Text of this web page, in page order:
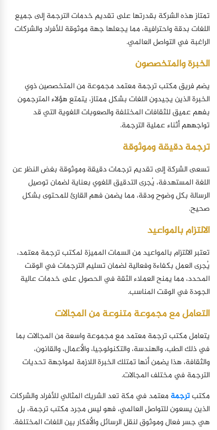
تمتاز هذه الشركة بقدرتها على تقديم خدمات الترجمة إلى جميع
اللغات بدقة واحترافية، مما يجعلها جهة موثوقة للأفراد والشركات
الراغبة في التواصل العالمي.
الخبرة والمتخصصون
يضم فريق مكتب ترجمة معتمد مجموعة من المتخصصين ذوي
الخبرة الذين يجيدون اللغات بشكل ممتاز، يتمتع هؤلاء المترجمون
بفهم عميق للثقافات المختلفة والصعوبات اللغوية التي قد
تواجههم أثناء عملية الترجمة.
ترجمة دقيقة وموثوقة
تسعى الشركة إلى تقديم ترجمات دقيقة وموثوقة بغض النظر عن
اللغة المستهدفة، يُجرى التدقيق اللغوي بعناية لضمان توصيل
الرسالة بكل وضوح ودقة، مما يضمن فهم القارئ للمحتوى بشكل
صحيح.
الالتزام بالمواعيد
تعتبر الالتزام بالمواعيد من السمات المميزة لمكتب ترجمة معتمد،
يُجرى العمل بكفاءة وفعالية لضمان تسليم الترجمات في الوقت
المحدد، مما يمنح العملاء الثقة في الحصول على خدمات عالية
الجودة في الوقت المناسب.
التعامل مع مجموعة متنوعة من المجالات
يتعامل مكتب ترجمة معتمد مع مجموعة واسعة من المجالات بما
في ذلك الطب، والهندسة، والتكنولوجيا، والأعمال، والقانون،
والثقافة، هذا يضمن أنها تمتلك الخبرة اللازمة لمواجهة تحديات
الترجمة في مختلف المجالات.
مكتبترجمةمعتمد في مكة تعد الشريك المثالي للأفراد والشركات
الذين يسعون للتواصل العالمي، فهو ليس مجرد مكتب ترجمة، بل
هي جسر فعال وموثوق لنقل الرسائل والأفكار بين اللغات المختلفة.